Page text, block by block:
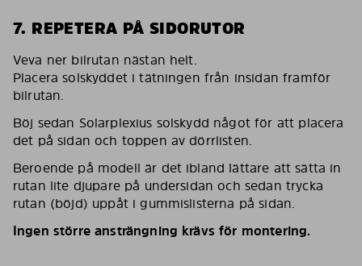
7. REPETERA PÅ SIDORUTOR
Veva ner bilrutan nästan helt.
Placera solskyddet i tätningen från insidan framför
bilrutan.
Böj sedan Solarplexius solskydd något för att placera
det på sidan och toppen av dörrlisten.
Beroende på modell är det ibland lättare att sätta in
rutan lite djupare på undersidan och sedan trycka
rutan (böjd) uppåt i gummislisterna på sidan.
Ingen större ansträngning krävs för montering.